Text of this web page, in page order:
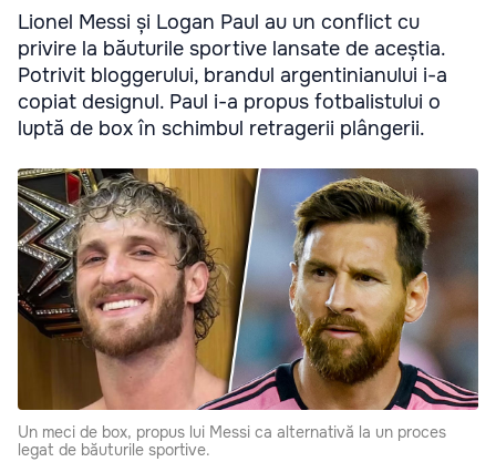
Lionel Messi și Logan Paul au un conflict cu
privire la băuturile sportive lansate de aceștia.
Potrivit bloggerului, brandul argentinianului i-a
copiat designul. Paul i-a propus fotbalistului o
luptă de box în schimbul retragerii plângerii.
Un meci de box, propus lui Messi ca alternativă la un proces
legat de băuturile sportive.